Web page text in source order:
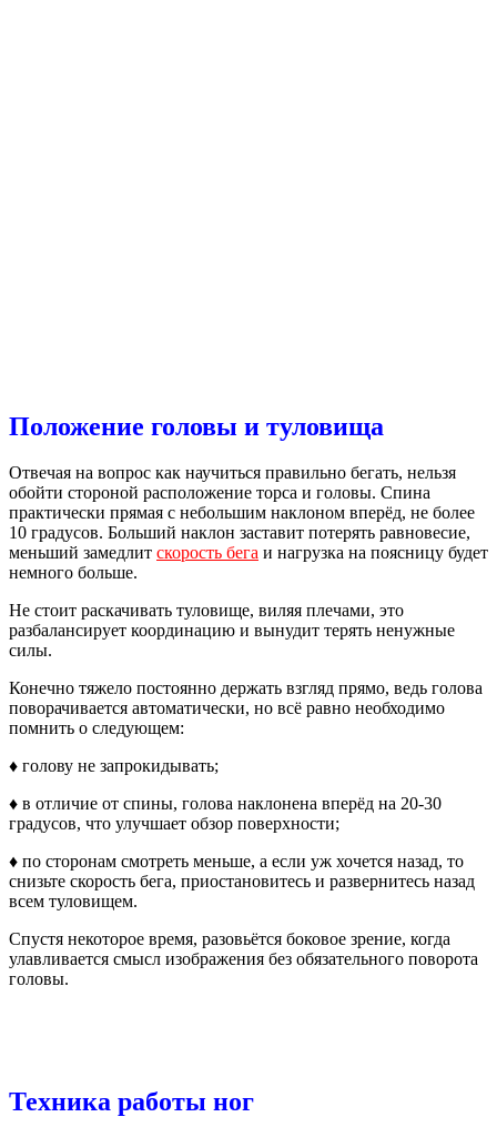
Положение головы и туловища
Отвечая на вопрос как научиться правильно бегать, нельзя
обойти стороной расположение торса и головы. Спина
практически прямая с небольшим наклоном вперёд, не более
10 градусов. Больший наклон заставит потерять равновесие,
меньший замедлит скорость бега и нагрузка на поясницу будет
немного больше.
Не стоит раскачивать туловище, виляя плечами, это
разбалансирует координацию и вынудит терять ненужные
силы.
Конечно тяжело постоянно держать взгляд прямо, ведь голова
поворачивается автоматически, но всё равно необходимо
помнить о следующем:
♦ голову не запрокидывать;
♦ в отличие от спины, голова наклонена вперёд на 20-30
градусов, что улучшает обзор поверхности;
♦ по сторонам смотреть меньше, а если уж хочется назад, то
снизьте скорость бега, приостановитесь и развернитесь назад
всем туловищем.
Спустя некоторое время, разовьётся боковое зрение, когда
улавливается смысл изображения без обязательного поворота
головы.
Техника работы ног